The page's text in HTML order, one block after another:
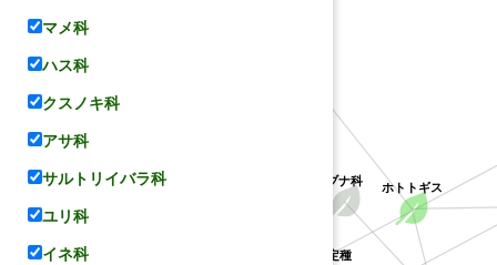
ホトトギス
クチナシ属の不特定種
ブナ科
マメ科
ハス科
クスノキ科
アサ科
サルトリイバラ科
ユリ科
イネ科